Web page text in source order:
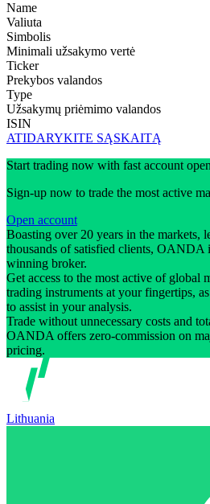
Name
Valiuta
Simbolis
Minimali užsakymo vertė
Ticker
Prekybos valandos
Type
Užsakymų priėmimo valandos
ISIN
ATIDARYKITE SĄSKAITĄ
Start trading now with fast account
Sign-up now to trade the most active
Open account
Boasting over 20 years in the markets,
thousands of satisfied clients, OANDA
winning broker.
Get access to the most active of global
trading instruments at your fingertips,
to assist in your analysis.
Trade without unnecessary costs and
OANDA offers zero-commission on
pricing.
Lithuania